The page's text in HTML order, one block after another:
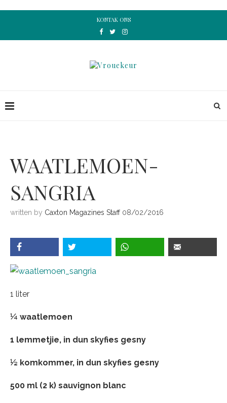
KONTAK ONS
WAATLEMOEN-
SANGRIA
written by Caxton Magazines Staff 08/02/2016
1 liter
¼ waatlemoen
1 lemmetjie, in dun skyfies gesny
½ komkommer, in dun skyfies gesny
500 ml (2 k) sauvignon blanc